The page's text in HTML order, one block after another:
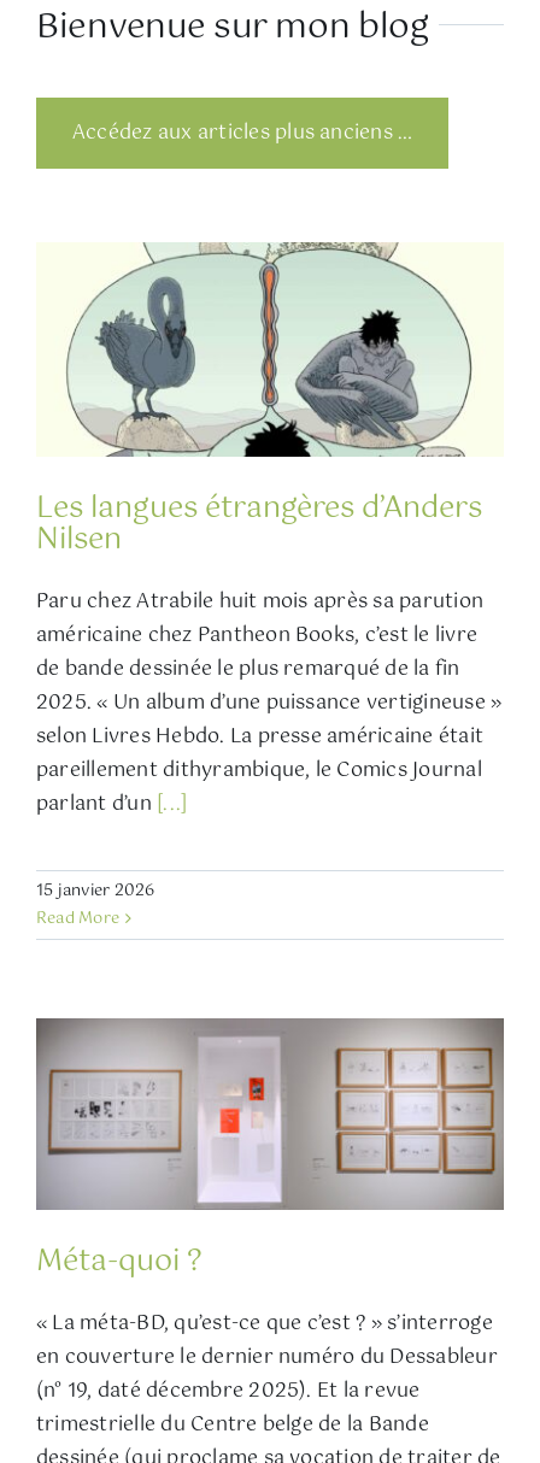
Bienvenue sur mon blog
Accédez aux articles plus anciens …
Les langues étrangères d’Anders
Nilsen
Paru chez Atrabile huit mois après sa parution
américaine chez Pantheon Books, c’est le livre
de bande dessinée le plus remarqué de la fin
2025. « Un album d’une puissance vertigineuse »
selon Livres Hebdo. La presse américaine était
pareillement dithyrambique, le Comics Journal
parlant d’un [...]
15 janvier 2026
Read More
Méta-quoi ?
« La méta-BD, qu’est-ce que c’est ? » s’interroge
en couverture le dernier numéro du Dessableur
(n° 19, daté décembre 2025). Et la revue
trimestrielle du Centre belge de la Bande